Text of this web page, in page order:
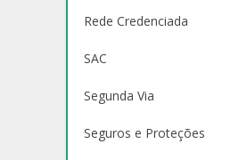
Rede Credenciada
SAC
Segunda Via
Seguros e Proteções